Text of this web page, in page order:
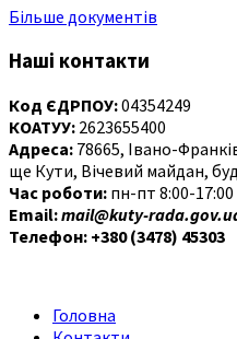
Більше документів
Наші контакти
Код ЄДРПОУ:04354249
КОАТУУ: 2623655400
Адреса: 78665, Івано-
ще Кути, Вічевий майдан,
Час роботи: пн-пт 8:00-17:00
Email:mail@kuty-
Телефон: +380 (3478) 45303
Головна